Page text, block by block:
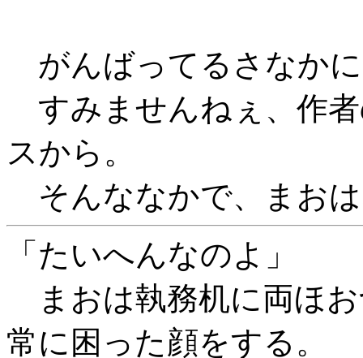
がんばってるさなか
すみませんねぇ、作
スから。
そんななかで、まお
「たいへんなのよ」
まおは執務机に両ほ
常に困った顔をする。